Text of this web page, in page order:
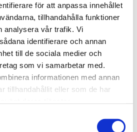
för att anpassa innehållet
tillhandahålla funktioner
analysera vår trafik. Vi
identifierare och annan
till de sociala medier och
som vi samarbetar med.
informationen med annan
tillhandahållit eller som de har
Lägg i varukorgen